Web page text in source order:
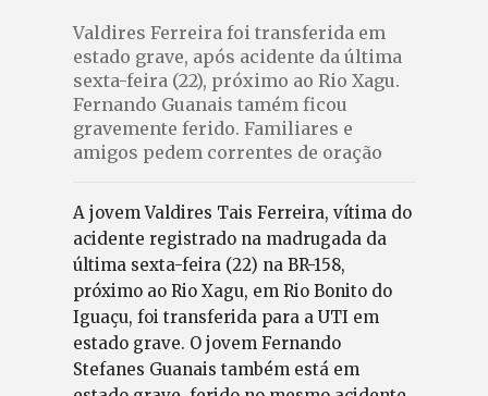
Valdires Ferreira foi transferida em
estado grave, após acidente da última
sexta-feira (22), próximo ao Rio Xagu.
Fernando Guanais tamém ficou
gravemente ferido. Familiares e
amigos pedem correntes de oração
A jovem Valdires Tais Ferreira, vítima do
acidente registrado na madrugada da
última sexta-feira (22) na BR-158,
próximo ao Rio Xagu, em Rio Bonito do
Iguaçu, foi transferida para a UTI em
estado grave. O jovem Fernando
Stefanes Guanais também está em